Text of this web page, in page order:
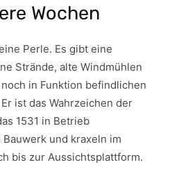
Wochen
Perle. Es gibt eine
Strände, alte Windmühlen
in Funktion befindlichen
ist das Wahrzeichen der
1531 in Betrieb
und kraxeln im
bis zur Aussichtsplattform.